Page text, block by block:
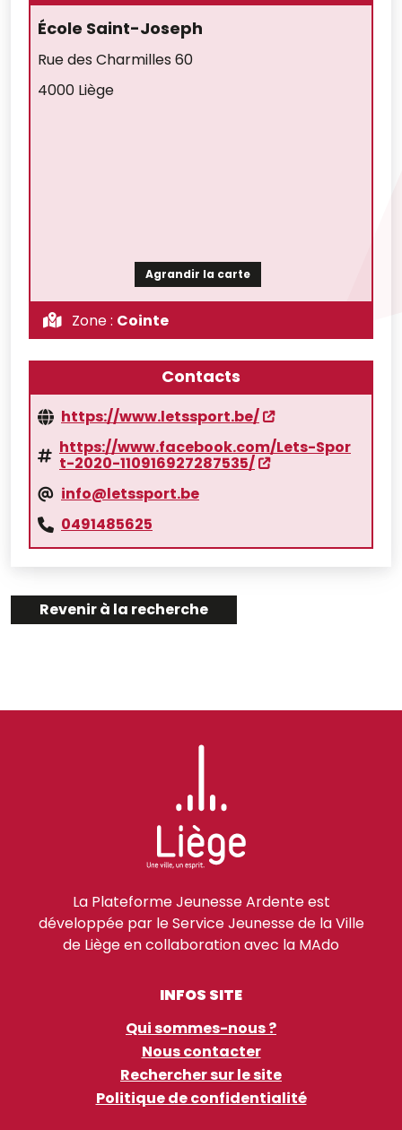
École Saint-Joseph
Rue des Charmilles 60
4000 Liège
Agrandir la carte
Zone : Cointe
Contacts
https://www.letssport.be/
https://www.facebook.com/Lets-Spor
t-2020-110916927287535/
info@letssport.be
0491485625
Revenir à la recherche
La Plateforme Jeunesse Ardente est
développée par le Service Jeunesse de la Ville
de Liège en collaboration avec la MAdo
INFOS SITE
Qui sommes-nous ?
Nous contacter
Rechercher sur le site
Politique de confidentialité